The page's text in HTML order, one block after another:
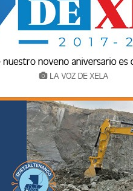
Especializada en
de Estados
por su presunta
Guatemalteco de
el arribo de los